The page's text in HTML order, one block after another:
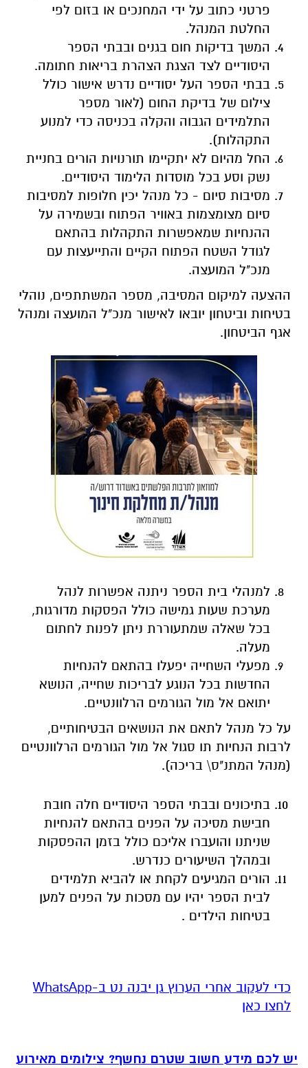
פרטני כתוב על ידי המחנכים או בזום לפי
החלטת המנהל.
המשך בדיקות חום בגנים ובבתי הספר
היסודיים לצד הצגת הצהרת בריאות חתומה.
בבתי הספר העל יסודיים נדרש אישור כולל
צילום של בדיקת החום (לאור מספר
התלמידים הגבוה והקלה בכניסה כדי למנוע
התקהלות).
החל מהיום לא יתקיימו תורנויות הורים בחניית
נשק וסע בכל מוסדות הלימוד היסודיים.
מסיבות סיום - כל מנהל יכין חלופות למסיבות
סיום מצומצמות באוויר הפתוח ובשמירה על
ההנחיות שמאפשרות התקהלות בהתאם
לגודל השטח הפתוח הקיים והתייעצות עם
מנכ"ל המועצה.
ההצעה למיקום המסיבה, מספר המשתתפים, נוהלי
בטיחות וביטחון יובאו לאישור מנכ"ל המועצה ומנהל
אגף הביטחון.
למנהלי בית הספר ניתנה אפשרות לנהל
מערכת שעות גמישה כולל הפסקות מדורגות,
בכל שאלה שמתעוררת ניתן לפנות לחתום
מעלה.
מפעלי השחייה יפעלו בהתאם להנחיות
החדשות בכל הנוגע לבריכות שחייה, הנושא
יתואם אל מול הגורמים הרלוונטיים.
על כל מנהל לתאם את הנושאים הבטיחותיים,
לרבות הנחיות תו סגול אל מול הגורמים הרלוונטיים
(מנהל המתנ"ס\ בריכה).
בתיכונים ובבתי הספר היסודיים חלה חובת
חבישת מסיכה על הפנים בהתאם להנחיות
שניתנו והועברו אליכם כולל בזמן ההפסקות
ובמהלך השיעורים כנדרש.
הורים המגיעים לקחת או להביא תלמידים
לבית הספר יהיו עם מסכות על הפנים למען
בטיחות הילדים .
‏כדי לעקוב אחרי הערוץ גן יבנה נט ב-WhatsApp
לחצו כאן
יש לכם מידע חשוב שטרם נחשף? צילומים מאירוע